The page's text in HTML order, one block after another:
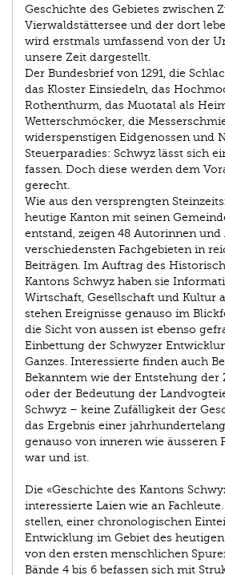
Geschichte des Gebietes zwischen
Vierwaldstättersee und der dort
wird erstmals umfassend von der
unsere Zeit dargestellt.
Der Bundesbrief von 1291, die
das Kloster Einsiedeln, das
Rothenthurm, das Muotatal als
Wetterschmöcker, die
widerspenstigen Eidgenossen und
Steuerparadies: Schwyz lässt sich
fassen. Doch diese werden dem
gerecht.
Wie aus den versprengten
heutige Kanton mit seinen
entstand, zeigen 48 Autorinnen und
verschiedensten Fachgebieten in
Beiträgen. Im Auftrag des
Kantons Schwyz haben sie
Wirtschaft, Gesellschaft und Kultur
stehen Ereignisse genauso im
die Sicht von aussen ist ebenso
Einbettung der Schwyzer
Ganzes. Interessierte finden auch
Bekanntem wie der Entstehung der
oder der Bedeutung der
Schwyz – keine Zufälligkeit der
das Ergebnis einer
genauso von inneren wie äusseren
war und ist.
Die «Geschichte des Kantons
interessierte Laien wie an Fachleute.
stellen, einer chronologischen
Entwicklung im Gebiet des
von den ersten menschlichen
Bände 4 bis 6 befassen sich mit